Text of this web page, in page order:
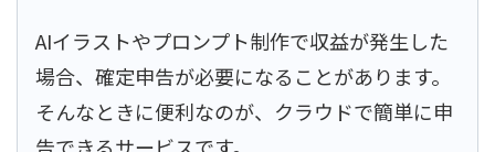
AIイラストやプロンプト制作で収益が発生した
場合、確定申告が必要になることがあります。
そんなときに便利なのが、クラウドで簡単に申